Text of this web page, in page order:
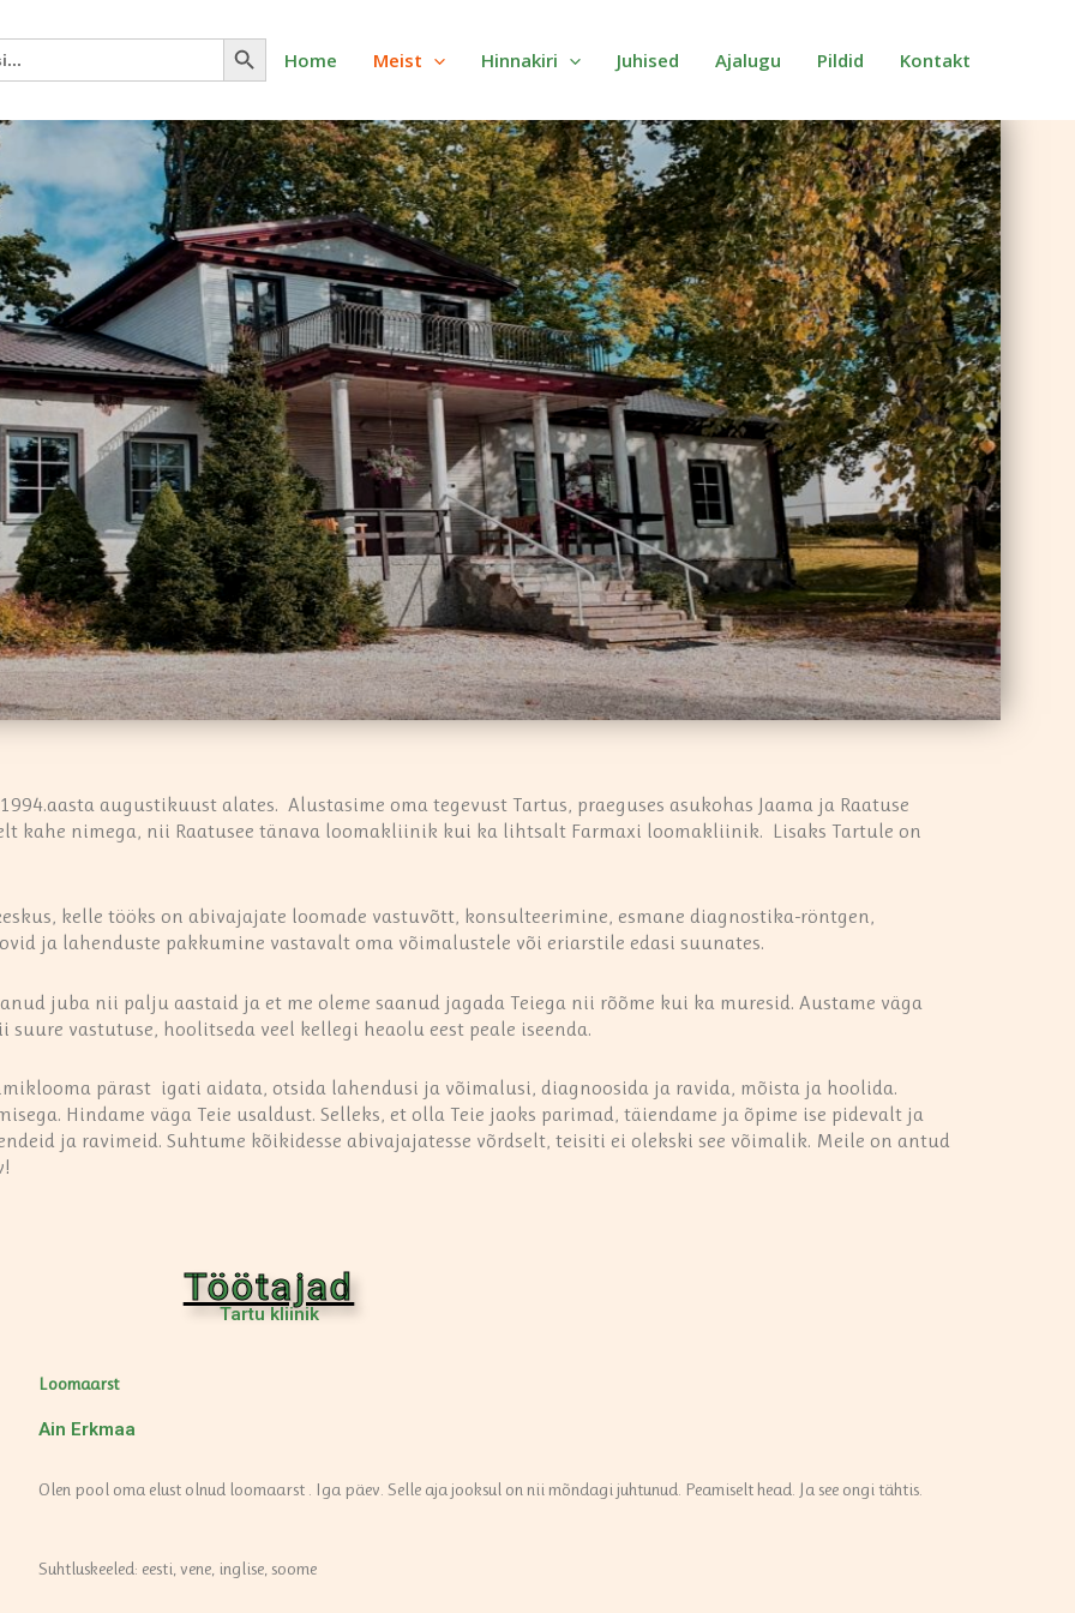
Search Button
Home
Meist Hinnakiri Juhised Ajalugu Pildid Kontakt
augustikuust alates. Alustasime oma tegevust Tartus, praeguses asukohas Jaama ja Raatuse
kahe nimega, nii Raatusee tänava loomakliinik kui ka lihtsalt Farmaxi loomakliinik. Lisaks Tartule on
kelle tööks on abivajajate loomade vastuvõtt, konsulteerimine, esmane diagnostika-röntgen,
ja lahenduste pakkumine vastavalt oma võimalustele või eriarstile edasi suunates.
juba nii palju aastaid ja et me oleme saanud jagada Teiega nii rõõme kui ka muresid. Austame väga
vastutuse, hoolitseda veel kellegi heaolu eest peale iseenda.
pärast igati aidata, otsida lahendusi ja võimalusi, diagnoosida ja ravida, mõista ja hoolida.
Hindame väga Teie usaldust. Selleks, et olla Teie jaoks parimad, täiendame ja õpime ise pidevalt ja
ja ravimeid. Suhtume kõikidesse abivajajatesse võrdselt, teisiti ei olekski see võimalik. Meile on antud
Töötajad
Tartu kliinik
Loomaarst
Ain Erkmaa
Olen pool oma elust olnud loomaarst . Iga päev. Selle aja jooksul on nii mõndagi juhtunud. Peamiselt head. Ja see ongi tähtis.
Suhtluskeeled: eesti, vene, inglise, soome